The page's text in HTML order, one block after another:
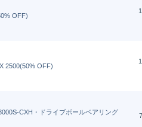
OFF)
2500(50% OFF)
CXH・ドライブボールベアリング